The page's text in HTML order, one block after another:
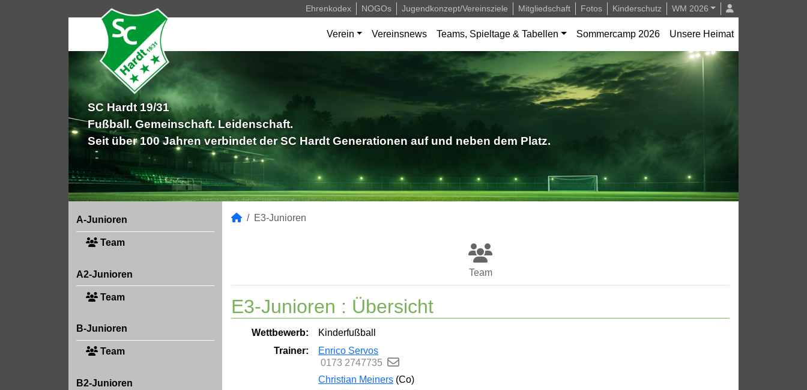
Ehrenkodex NOGOs Jugendkonzept/Vereinsziele Mitgliedschaft Fotos Kinderschutz WM 2026
Verein Vereinsnews Teams, Spieltage & Tabellen Sommercamp 2026 Unsere Heimat
SC Hardt 19/31
Fußball. Gemeinschaft. Leidenschaft.
Seit über 100 Jahren verbindet der SC Hardt Generationen auf und neben dem Platz.
A-Junioren
Team
A2-Junioren
Team
B-Junioren
Team
B2-Junioren
E3-Junioren
Team
E3-Junioren : Übersicht
Wettbewerb:
Kinderfußball
Trainer:
Enrico Servos
0173 2747735
Christian Meiners (Co)